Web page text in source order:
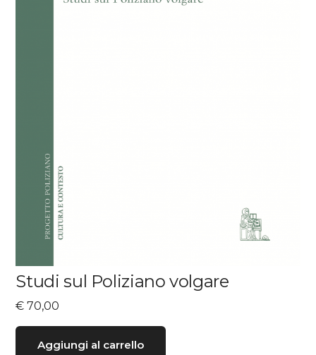
Studi sul Poliziano volgare
€ 70,00
Aggiungi al carrello